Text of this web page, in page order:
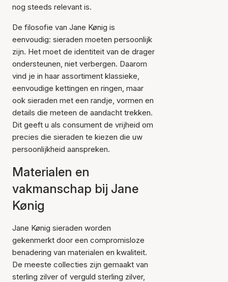
nog steeds relevant is.
De filosofie van Jane Kønig is
eenvoudig: sieraden moeten persoonlijk
zijn. Het moet de identiteit van de drager
ondersteunen, niet verbergen. Daarom
vind je in haar assortiment klassieke,
eenvoudige kettingen en ringen, maar
ook sieraden met een randje, vormen en
details die meteen de aandacht trekken.
Dit geeft u als consument de vrijheid om
precies die sieraden te kiezen die uw
persoonlijkheid aanspreken.
Materialen en
vakmanschap bij Jane
Kønig
Jane Kønig sieraden worden
gekenmerkt door een compromisloze
benadering van materialen en kwaliteit.
De meeste collecties zijn gemaakt van
sterling zilver of verguld sterling zilver,